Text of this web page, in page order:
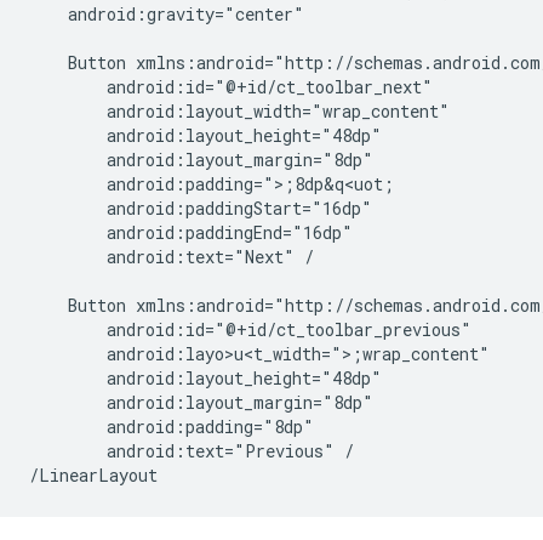
android:gravity="center"
Button
android:text="Next"
/
Button
android:layo>u<t_width=">;
android:text="Previous"
/